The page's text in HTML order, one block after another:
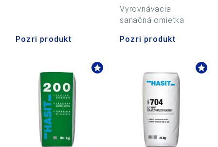
Pozri produkt
Vyrovnávacia
sanačná omietka
Pozri produkt